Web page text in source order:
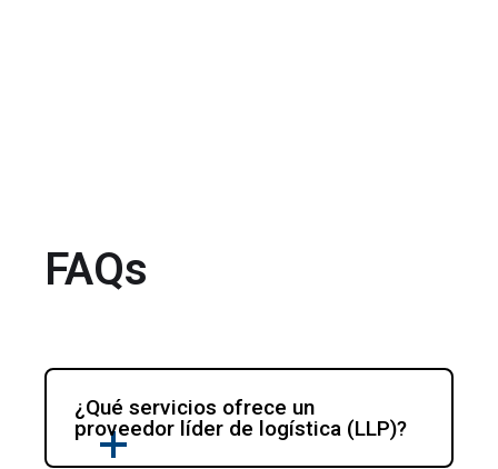
FAQs
¿Qué servicios ofrece un
proveedor líder de logística (LLP)?